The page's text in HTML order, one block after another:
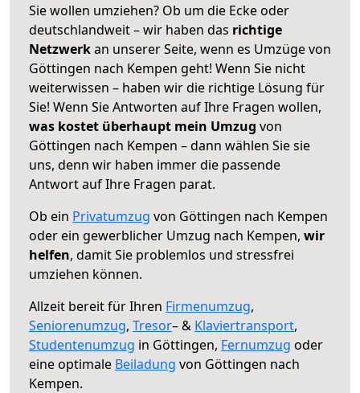
Sie wollen umziehen? Ob um die Ecke oder
deutschlandweit – wir haben das richtige
Netzwerkan unserer Seite, wenn es Umzüge von
Göttingen nach Kempen geht! Wenn Sie nicht
weiterwissen – haben wir die richtige Lösung für
Sie! Wenn Sie Antworten auf Ihre Fragen wollen,
was kostet überhaupt mein Umzug von
Göttingen nach Kempen – dann wählen Sie sie
uns, denn wir haben immer die passende
Antwort auf Ihre Fragen parat.
Ob ein Privatumzug von Göttingen nach Kempen
oder ein gewerblicher Umzug nach Kempen, wir
helfen, damit Sie problemlos und stressfrei
umziehen können.
Allzeit bereit für Ihren Firmenumzug,
Seniorenumzug, Tresor– & Klaviertransport,
Studentenumzug in Göttingen, Fernumzug oder
eine optimale Beiladung von Göttingen nach
Kempen.